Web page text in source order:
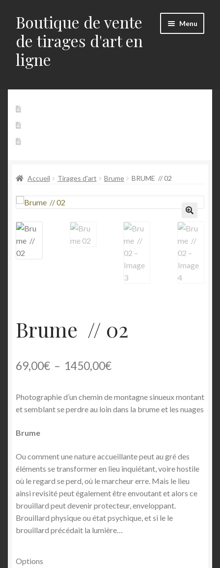
Aller
à
la
navigation
Aller
au
contenu
Boutique de vente
de tirages d'art en
ligne
Menu
Accueil
Commande
Commande
Conditions Générales de Vente
Contact
Cookies
Grand prix auto de Pau historique
Accueil Tirages d'art Brume BRUME // 02
🔍
Brume // 02
69,00€ – 1450,00€Plage
prix :
1450,00€
Photographie d’un chemin de montagne sinueux montant
et semblant se perdre au loin dans la brume et les nuages
Brume
Ou comment une nature accueillante peut au gré des
éléments se transformer en lieu inquiétant, voire hostile
où le regard se perd, où le marcheur erre. Mais le lieu
ainsi revisité peut également être envoutant et alors ce
brouillard peut devenir protecteur, enveloppant.
Brouillard physique ou état psychique, et si le le
brouillard précédait la lumière…
Options